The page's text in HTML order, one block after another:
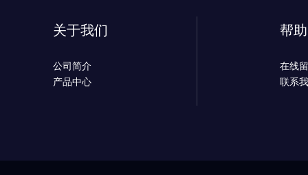
关于我们
公司简介
产品中心
帮
在线
联系